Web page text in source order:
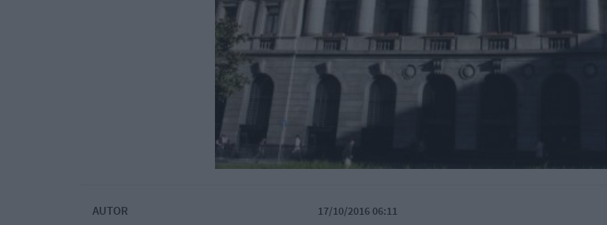
AUTOR
17/10/2016 06:11